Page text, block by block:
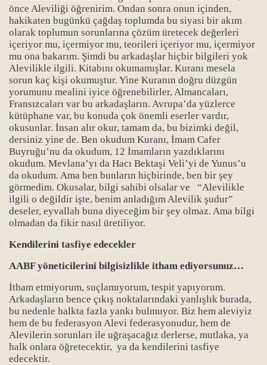
önce Aleviliği öğrenirim. Ondan sonra onun içinden,
hakikaten bugünkü çağdaş toplumda bu siyasi bir akım
olarak toplumun sorunlarına çözüm üretecek değerleri
içeriyor mu, içermiyor mu, teorileri içeriyor mu, içermiyor
mu ona bakarım. Şimdi bu arkadaşlar hiçbir bilgileri yok
Alevilikle ilgili. Kitabını okumamışlar. Kuranı mesela
sorun kaç kişi okumuştur. Yine Kuranın doğru düzgün
yorumunu mealini iyice öğrenebilirler, Almancaları,
Fransızcaları var bu arkadaşların. Avrupa’da yüzlerce
kütüphane var, bu konuda çok önemli eserler vardır,
okusunlar. İnsan alır okur, tamam da, bu bizimki değil,
dersiniz yine de. Ben okudum Kuranı, İmam Cafer
Buyruğu’nu da okudum, 12 İmamların yazdıklarını
okudum. Mevlana’yı da Hacı Bektaşi Veli’yi de Yunus’u
da okudum. Ama ben bunların hiçbirinde, ben bir şey
görmedim. Okusalar, bilgi sahibi olsalar ve “Alevilikle
ilgili o değildir işte, benim anladığım Alevilik şudur”
deseler, eyvallah buna diyeceğim bir şey olmaz. Ama bilgi
olmadan da fikir nasıl üretiliyor.
Kendilerini tasfiye edecekler
AABF yöneticilerini bilgisizlikle itham ediyorsunuz…
İtham etmiyorum, suçlamıyorum, tespit yapıyorum.
Arkadaşların bence çıkış noktalarındaki yanlışlık burada,
bu nedenle halkta fazla yankı bulmuyor. Biz hem aleviyiz
hem de bu federasyon Alevi federasyonudur, hem de
Alevilerin sorunları ile uğraşacağız derlerse, mutlaka, ya
halk onlara öğretecektir, ya da kendilerini tasfiye
edecektir.